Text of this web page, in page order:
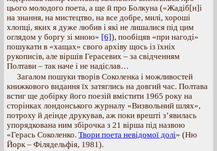
цього молодого поета, а ще й про Болкуна («Жадіб[н]і
на знання, на мистецтво, на все добре, милі, хороші
хлопці, яких я дуже любив і які не лишалися під цим
оглядом у боргу зі мною» [6]), пообіцяв «при нагоді»
пошукати в «хащах» свого архіву щось із їхніх
рукописів, але віршів Герасевих – за свідченням
Полтави – так наче і не надіслав…
Загалом пошуки творів Соколенка і можливостей
книжкового видання їх затяглись на довгий час. Полтава
встиг ще добірку його поезій вмістити 1965 року на
сторінках лондонського журналу «Визвольний шлях»,
потроху й деінде друкував, аж поки врешті з’явилась
упорядкована ним збірочка з 21 вірша під назвою
«Герась Соколенко. Твори поета невідомої долі» (Ню
Йорк – Філядельфія, 1981).